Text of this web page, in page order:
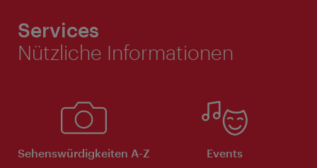
Services
Nützliche Informationen
Sehenswürdigkeiten A-Z Events